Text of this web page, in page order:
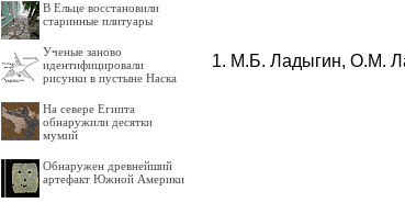
В Ельце восстановили
старинные плитуары
Ученые заново
идентифицировали
рисунки в пустыне Наска
На севере Египта
обнаружили десятки
мумий
Обнаружен древнейший
артефакт Южной Америки
М.Б. Ладыгин, О.М.